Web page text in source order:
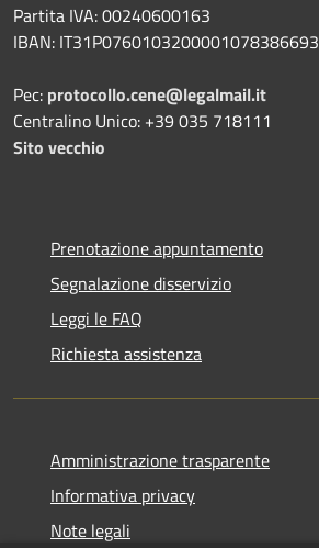
Partita IVA: 00240600163
IBAN: IT31P0760103200001078386693
Pec: protocollo.cene@legalmail.it
Centralino Unico: +39 035 718111
Sito vecchio
Prenotazione appuntamento
Segnalazione disservizio
Leggi le FAQ
Richiesta assistenza
Amministrazione trasparente
Informativa privacy
Note legali